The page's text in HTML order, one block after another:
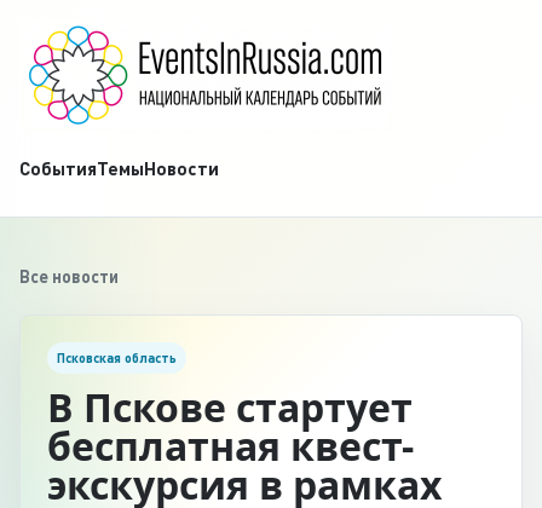
СобытияТемыНовости
Все новости
Псковская область
В Пскове стартует
бесплатная квест-
экскурсия в рамках